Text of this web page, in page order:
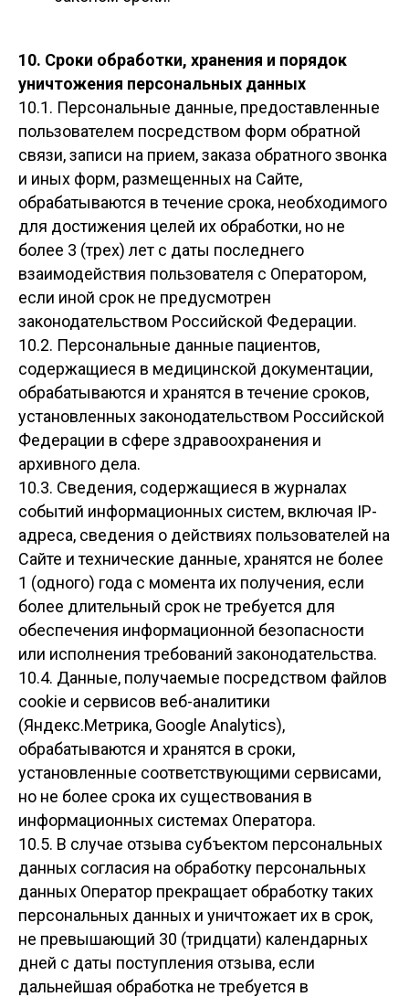
10. Сроки обработки, хранения и порядок
уничтожения персональных данных
10.1. Персональные данные, предоставленные
пользователем посредством форм обратной
связи, записи на прием, заказа обратного звонка
и иных форм, размещенных на Сайте,
обрабатываются в течение срока, необходимого
для достижения целей их обработки, но не
более 3 (трех) лет с даты последнего
взаимодействия пользователя с Оператором,
если иной срок не предусмотрен
законодательством Российской Федерации.
10.2. Персональные данные пациентов,
содержащиеся в медицинской документации,
обрабатываются и хранятся в течение сроков,
установленных законодательством Российской
Федерации в сфере здравоохранения и
архивного дела.
10.3. Сведения, содержащиеся в журналах
событий информационных систем, включая IP-
адреса, сведения о действиях пользователей на
Сайте и технические данные, хранятся не более
1 (одного) года с момента их получения, если
более длительный срок не требуется для
обеспечения информационной безопасности
или исполнения требований законодательства.
10.4. Данные, получаемые посредством файлов
cookie и сервисов веб-аналитики
(Яндекс.Метрика, Google Analytics),
обрабатываются и хранятся в сроки,
установленные соответствующими сервисами,
но не более срока их существования в
информационных системах Оператора.
10.5. В случае отзыва субъектом персональных
данных согласия на обработку персональных
данных Оператор прекращает обработку таких
персональных данных и уничтожает их в срок,
не превышающий 30 (тридцати) календарных
дней с даты поступления отзыва, если
дальнейшая обработка не требуется в